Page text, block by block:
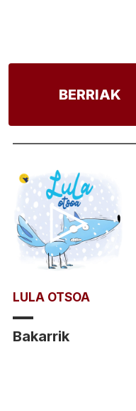
BERRIAK
LULA OTSOA
Bakarrik